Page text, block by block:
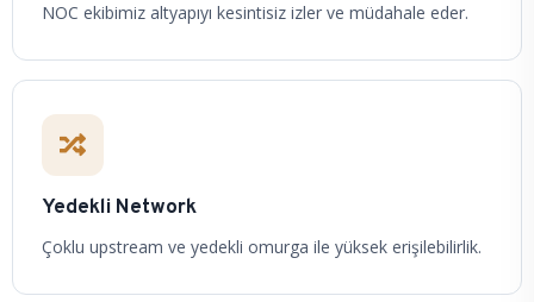
NOC ekibimiz altyapıyı kesintisiz izler ve müdahale eder.
Yedekli Network
Çoklu upstream ve yedekli omurga ile yüksek erişilebilirlik.